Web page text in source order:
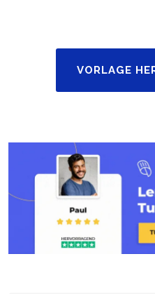
VORLAGE